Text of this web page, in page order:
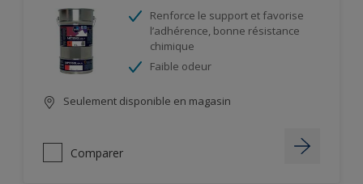
Renforce le support et favorise
l’adhérence, bonne résistance
chimique
Faible odeur
Seulement disponible en magasin
Comparer